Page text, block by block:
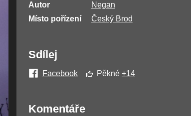
Autor
Negan
Místo pořízení
Český Brod
Sdílej
Facebook Pěkné +14
Komentáře